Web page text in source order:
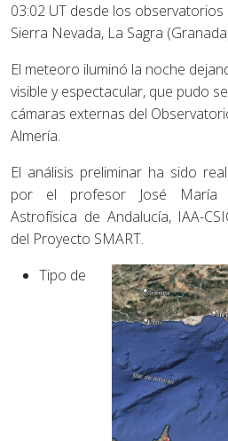
03:02 UT desde los observatorios
Sierra Nevada, La Sagra
El meteoro iluminó la noche
visible y espectacular, que pudo
cámaras externas del
Almería.
El análisis preliminar ha sido
por el profesor José María
Astrofísica de Andalucía, IAA-
del Proyecto SMART.
Tipo de